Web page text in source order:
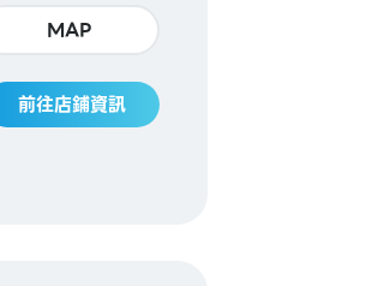
MAP
前往店鋪資訊